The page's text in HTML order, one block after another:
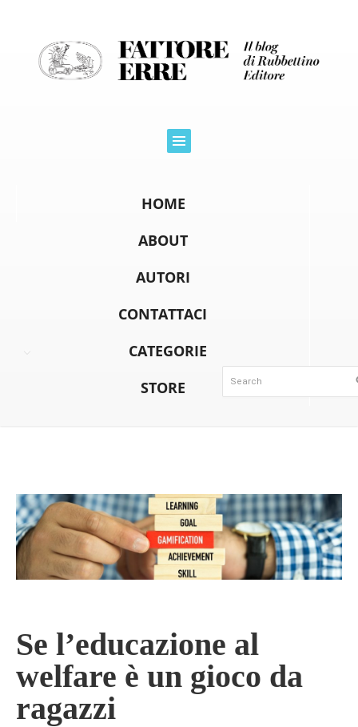
HOME
ABOUT
AUTORI
CONTATTACI
CATEGORIE
STORE
Se l’educazione al
welfare è un gioco da
ragazzi